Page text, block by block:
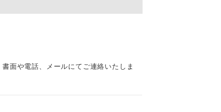
面や電話、メールにてご連絡いたしま
り聞くこと